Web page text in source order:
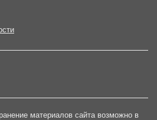
материалов сайта возможно в